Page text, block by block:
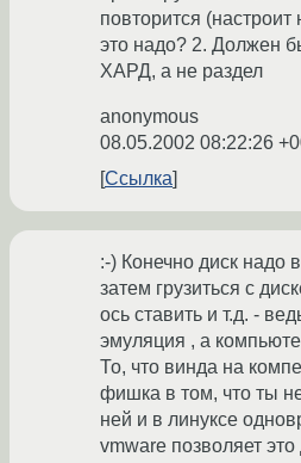
повторится
это надо? 2. Должен
ХАРД, а не раздел
anonymous
08.05.2002 08:22:26
Ссылка
:-) Конечно диск надо
затем грузиться с
ось ставить и т.д. -
эмуляция , а
То, что винда на
фишка в том, что ты
ней и в линуксе
vmware позволяет это